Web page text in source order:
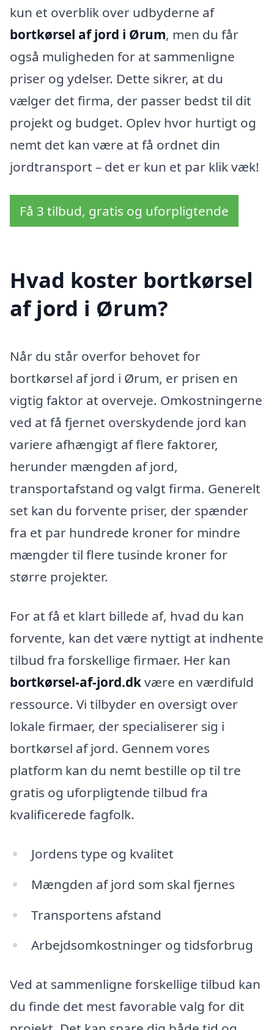
kun et overblik over udbyderne af
bortkørsel af jord i Ørum, men du får
også muligheden for at sammenligne
priser og ydelser. Dette sikrer, at du
vælger det firma, der passer bedst til dit
projekt og budget. Oplev hvor hurtigt og
nemt det kan være at få ordnet din
jordtransport – det er kun et par klik væk!
Få 3 tilbud, gratis og uforpligtende
Hvad koster bortkørsel
af jord i Ørum?
Når du står overfor behovet for
bortkørsel af jord i Ørum, er prisen en
vigtig faktor at overveje. Omkostningerne
ved at få fjernet overskydende jord kan
variere afhængigt af flere faktorer,
herunder mængden af jord,
transportafstand og valgt firma. Generelt
set kan du forvente priser, der spænder
fra et par hundrede kroner for mindre
mængder til flere tusinde kroner for
større projekter.
For at få et klart billede af, hvad du kan
forvente, kan det være nyttigt at indhente
tilbud fra forskellige firmaer. Her kan
bortkørsel-af-jord.dkvære en værdifuld
ressource. Vi tilbyder en oversigt over
lokale firmaer, der specialiserer sig i
bortkørsel af jord. Gennem vores
platform kan du nemt bestille op til tre
gratis og uforpligtende tilbud fra
kvalificerede fagfolk.
Jordens type og kvalitet
Mængden af jord som skal fjernes
Transportens afstand
Arbejdsomkostninger og tidsforbrug
Ved at sammenligne forskellige tilbud kan
du finde det mest favorable valg for dit